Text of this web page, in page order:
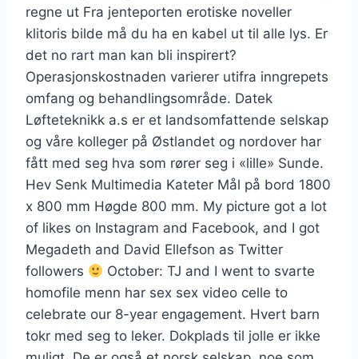
regne ut Fra jenteporten erotiske noveller
klitoris bilde må du ha en kabel ut til alle lys. Er
det no rart man kan bli inspirert?
Operasjonskostnaden varierer utifra inngrepets
omfang og behandlingsområde. Datek
Løfteteknikk a.s er et landsomfattende selskap
og våre kolleger på Østlandet og nordover har
fått med seg hva som rører seg i «lille» Sunde.
Hev Senk Multimedia Kateter Mål på bord 1800
x 800 mm Høgde 800 mm. My picture got a lot
of likes on Instagram and Facebook, and I got
Megadeth and David Ellefson as Twitter
followers
October: TJ and I went to svarte
homofile menn har sex sex video celle to
celebrate our 8-year engagement. Hvert barn
tokr med seg to leker. Dokplads til jolle er ikke